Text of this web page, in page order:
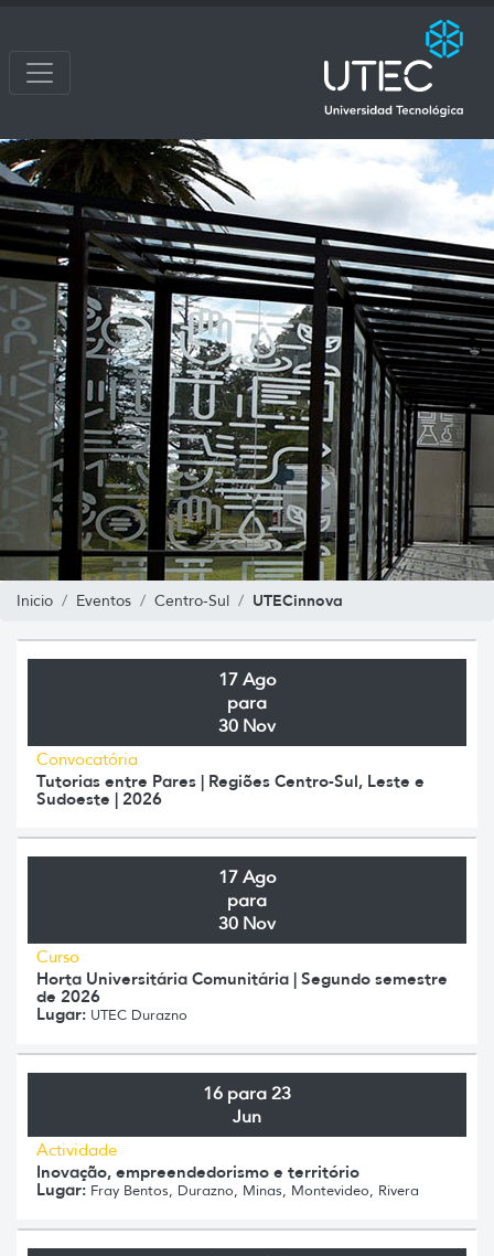
Inicio Eventos Centro-Sul UTECinnova
17 Ago
para
30 Nov
Convocatória
Tutorias entre Pares | Regiões Centro-Sul, Leste e
Sudoeste | 2026
17 Ago
para
30 Nov
Curso
Horta Universitária Comunitária | Segundo semestre
de 2026
Lugar: UTEC Durazno
16 para 23
Jun
Actividade
Inovação, empreendedorismo e território
Lugar: Fray Bentos, Durazno, Minas, Montevideo, Rivera